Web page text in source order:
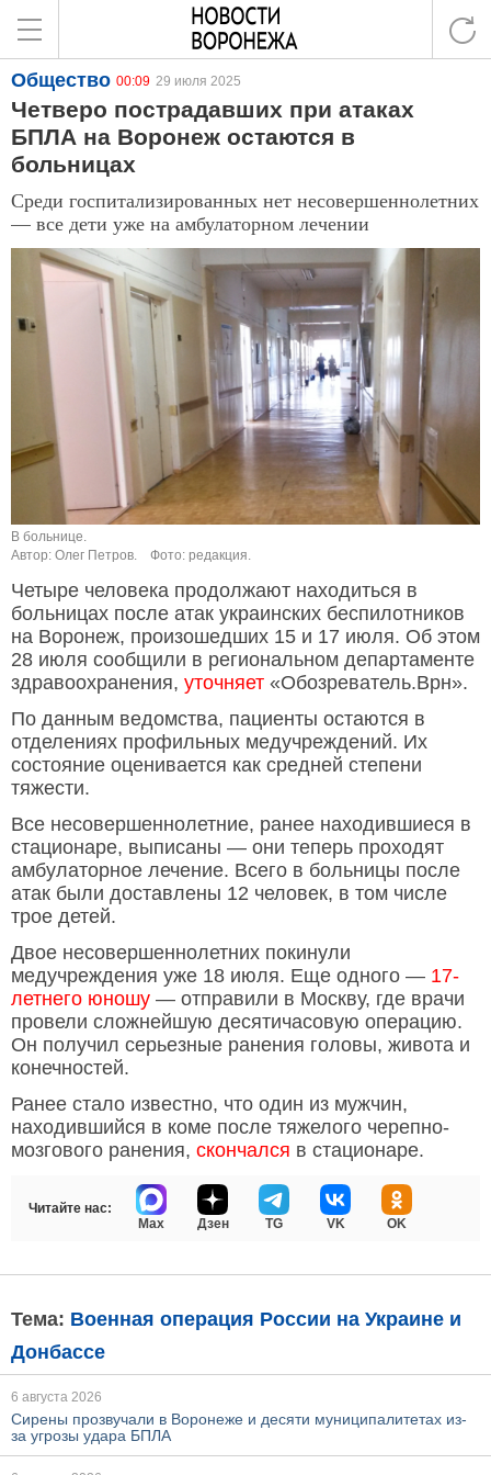
Общество 00:09 29 июля 2025
Четверо пострадавших при атаках
БПЛА на Воронеж остаются в
больницах
Среди госпитализированных нет несовершеннолетних
— все дети уже на амбулаторном лечении
В больнице.
Автор: Олег Петров.
Фото: редакция.
Четыре человека продолжают находиться в
больницах после атак украинских беспилотников
на Воронеж, произошедших 15 и 17 июля. Об этом
28 июля сообщили в региональном департаменте
здравоохранения, уточняет «Обозреватель.Врн».
По данным ведомства, пациенты остаются в
отделениях профильных медучреждений. Их
состояние оценивается как средней степени
тяжести.
Все несовершеннолетние, ранее находившиеся в
стационаре, выписаны — они теперь проходят
амбулаторное лечение. Всего в больницы после
атак были доставлены 12 человек, в том числе
трое детей.
Двое несовершеннолетних покинули
медучреждения уже 18 июля. Еще одного — 17-
летнего юношу — отправили в Москву, где врачи
провели сложнейшую десятичасовую операцию.
Он получил серьезные ранения головы, живота и
конечностей.
Ранее стало известно, что один из мужчин,
находившийся в коме после тяжелого черепно-
мозгового ранения, скончался в стационаре.
Читайте нас:
Max
Дзен TG VK OK
Тема: Военная операция России на Украине и
Донбассе
6 августа 2026
Сирены прозвучали в Воронеже и десяти муниципалитетах из-
за угрозы удара БПЛА